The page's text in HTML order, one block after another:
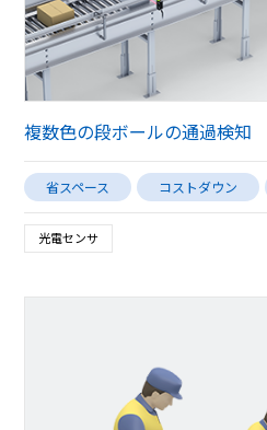
複数色の段ボールの通過検知
省スペース コストダウン
光電センサ